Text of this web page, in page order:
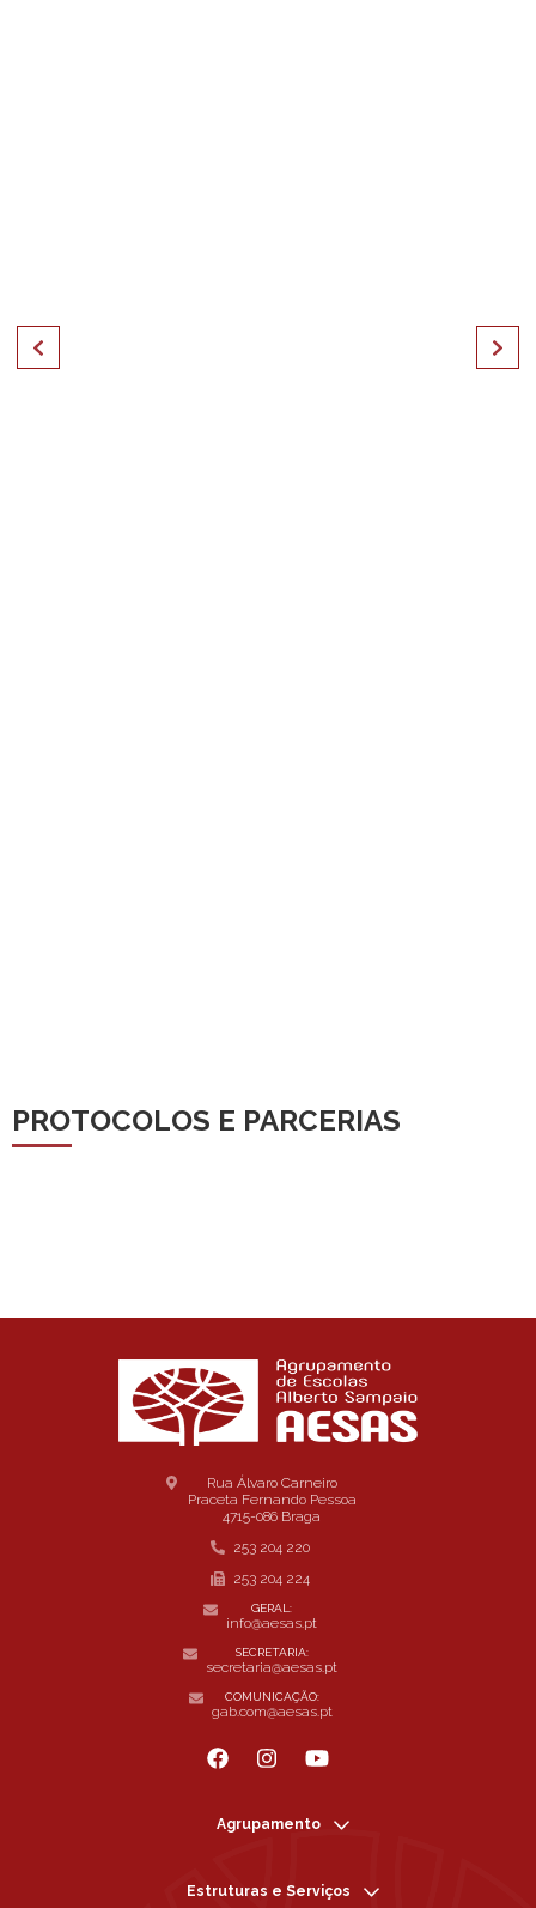
PROTOCOLOS E PARCERIAS
Rua Álvaro Carneiro
Praceta Fernando Pessoa
4715-086 Braga
253 204 220
253 204 224
GERAL:
info@aesas.pt
SECRETARIA:
secretaria@aesas.pt
COMUNICAÇÃO:
gab.com@aesas.pt
Agrupamento
Estruturas e Serviços